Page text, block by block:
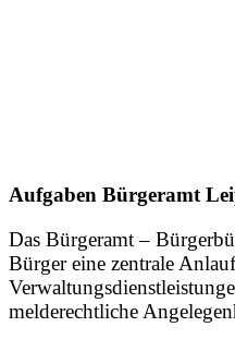
Aufgaben Bürgeramt
Das Bürgeramt –
Bürger eine zentrale
melderechtliche